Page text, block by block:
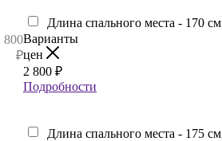
Длина спального места - 170 см
800
₽
Варианты
цен
2 800 ₽
Подробности
Длина спального места - 175 см